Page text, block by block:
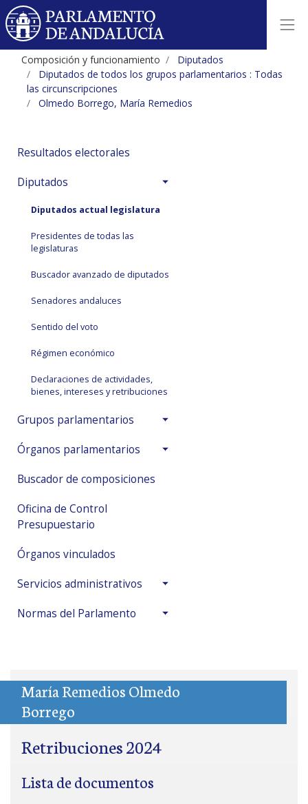
Composición y funcionamiento
Diputados
Diputados de todos los grupos parlamentarios : Todas
las circunscripciones
Olmedo Borrego, María Remedios
Resultados electorales
Diputados
Diputados actual legislatura
Presidentes de todas las
legislaturas
Buscador avanzado de diputados
Senadores andaluces
Sentido del voto
Régimen económico
Declaraciones de actividades,
bienes, intereses y retribuciones
Grupos parlamentarios
Órganos parlamentarios
Buscador de composiciones
Oficina de Control
Presupuestario
Órganos vinculados
Servicios administrativos
Normas del Parlamento
María Remedios Olmedo
Borrego
Retribuciones 2024
Lista de documentos